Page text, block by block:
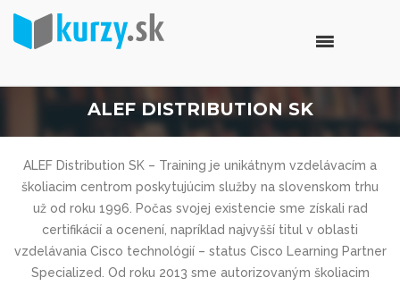
ALEF DISTRIBUTION SK
ALEF Distribution SK – Training je unikátnym vzdelávacím a
školiacim centrom poskytujúcim služby na slovenskom trhu
už od roku 1996. Počas svojej existencie sme získali rad
certifikácií a ocenení, napríklad najvyšší titul v oblasti
vzdelávania Cisco technológií – status Cisco Learning Partner
Specialized. Od roku 2013 sme autorizovaným školiacim